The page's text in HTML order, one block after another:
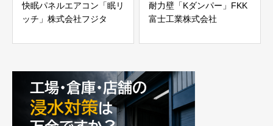
快眠パネルエアコン「眠リ
ッチ」株式会社フジタ
耐力壁「Kダンパー」FKK
富士工業株式会社